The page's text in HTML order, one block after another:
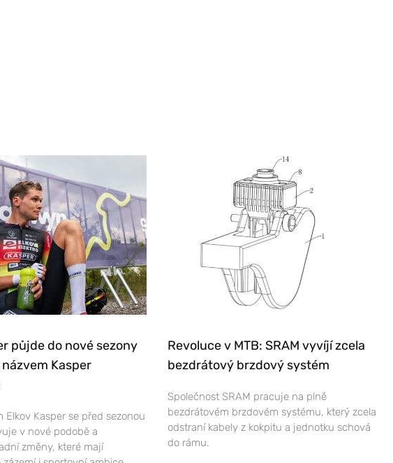
půjde do nové sezony
Kasper
Elkov Kasper se před sezonou
v nové podobě a
změny, které mají
Revoluce v MTB: SRAM vyvíjí zcela
bezdrátový brzdový systém
Společnost SRAM pracuje na plně
bezdrátovém brzdovém systému, který zcela
odstraní kabely z kokpitu a jednotku schová
do rámu.